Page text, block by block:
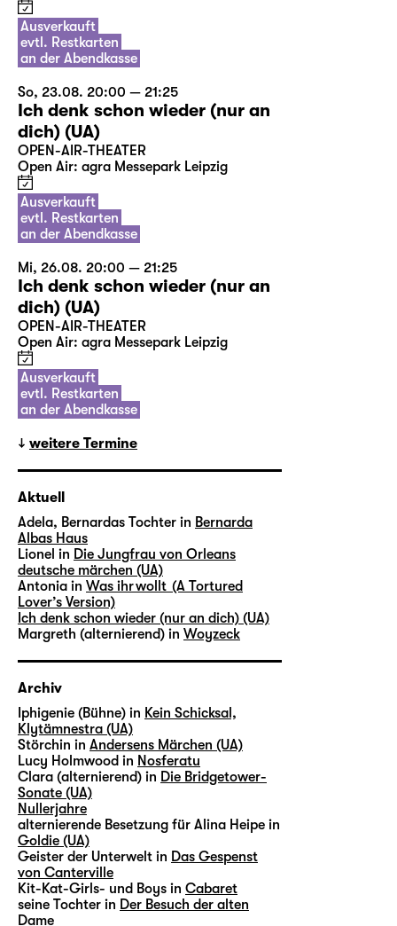
Ausverkauft
evtl. Restkarten
an der Abendkasse
So, 23.08. 20:00 — 21:25
Ich denk schon wieder (nur an
dich) (UA)
OPEN-AIR-THEATER
Open Air: agra Messepark Leipzig
Ausverkauft
evtl. Restkarten
an der Abendkasse
Mi, 26.08. 20:00 — 21:25
Ich denk schon wieder (nur an
dich) (UA)
OPEN-AIR-THEATER
Open Air: agra Messepark Leipzig
Ausverkauft
evtl. Restkarten
an der Abendkasse
weitere Termine
Aktuell
Adela, Bernardas Tochter in Bernarda
Albas Haus
Lionel in Die Jungfrau von Orleans
deutsche märchen (UA)
Antonia in Was ihr wollt (A Tortured
Lover’s Version)
Ich denk schon wieder (nur an dich) (UA)
Margreth (alternierend) in Woyzeck
Archiv
Iphigenie (Bühne) in Kein Schicksal,
Klytämnestra (UA)
Störchin in Andersens Märchen (UA)
Lucy Holmwood in Nosferatu
Clara (alternierend) in Die Bridgetower-
Sonate (UA)
Nullerjahre
alternierende Besetzung für Alina Heipe in
Goldie (UA)
Geister der Unterwelt in Das Gespenst
von Canterville
Kit-Kat-Girls- und Boys in Cabaret
seine Tochter in Der Besuch der alten
Dame